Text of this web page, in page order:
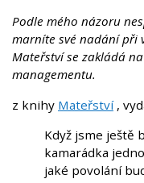
Podle mého názoru
marníte své nadání při
Mateřství se zakládá
managementu.
z knihy Mateřství,
Když jsme ještě
kamarádka
jaké povolání